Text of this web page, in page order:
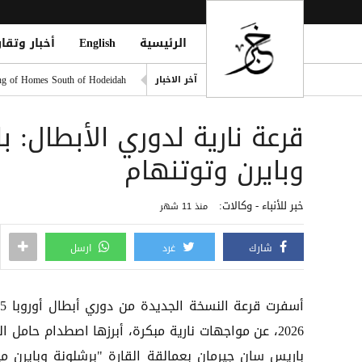
الرئيسية English أخبار
آخر الاخبار
of Homes South of Hodeidah
إصابة مدنيين اثنين جراء
ديوماندي يكتب التاريخ: أغلىقرعة نارية لدوري
وبايرن وتوتنهام
خبر للأنباء - وكالات: منذ 11 شهر
شارك غرد ارسل
2026، عن مواجهات نارية مبكرة، أبرزها اصطدام حامل
باريس سان جيرمان بعمالقة القارة "برشلونة وبايرن